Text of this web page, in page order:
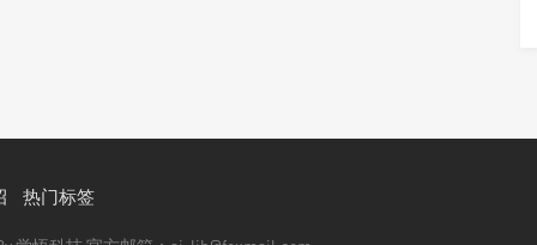
热门标签